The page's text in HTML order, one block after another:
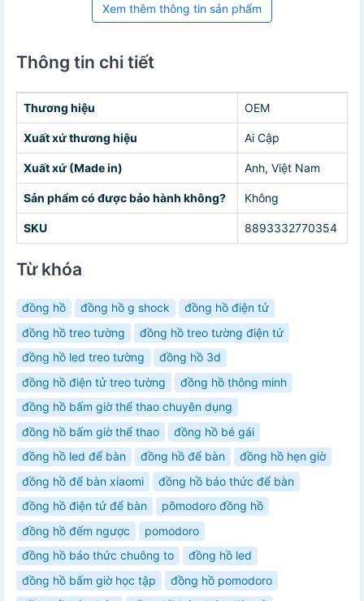
Xem thêm thông tin sản phẩm
Thông tin chi tiết
Thương hiệu OEM
Xuất xứ thương hiệu Ai Cập
Xuất xứ (Made in) Anh, Việt Nam
Sản phẩm có được bảo hành không? Không
SKU 8893332770354
Từ khóa
đồng hồ đồng hồ g shock
đồng hồ điện tử
đồng hồ treo tường
đồng hồ treo tường điện tử
đồng hồ led treo tường
đồng hồ 3d
đồng hồ điện tử treo tường
đồng hồ thông minh
đồng hồ bấm giờ thể thao chuyên dụng
đồng hồ bấm giờ thể thao
đồng hồ bé gái
đồng hồ led để bàn
đồng hồ để bàn
đồng hồ hẹn giờ
đồng hồ để bàn xiaomi
đồng hồ báo thức để bàn
đồng hồ điện tử để bàn
pômodoro đồng hồ
đồng hồ đếm ngược
pomodoro
đồng hồ báo thức chuông to
đồng hồ led
đồng hồ bấm giờ học tập
đồng hồ pomodoro